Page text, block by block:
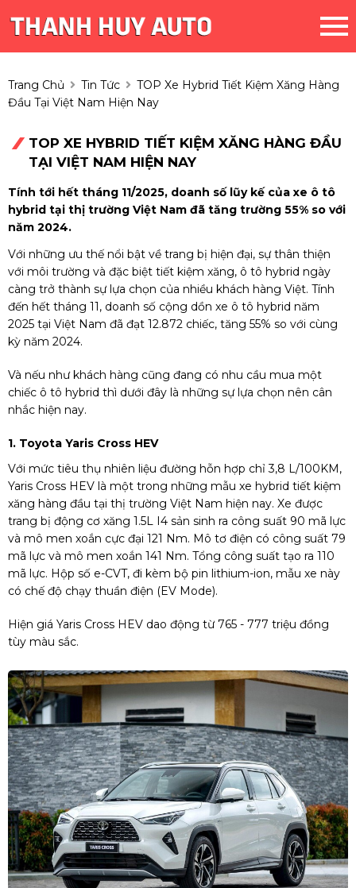
Trang Chủ Tin Tức
TOP Xe Hybrid Tiết Kiệm Xăng Hàng
Đầu Tại Việt Nam Hiện Nay
TOP XE HYBRID TIẾT KIỆM XĂNG HÀNG ĐẦU
TẠI VIỆT NAM HIỆN NAY
Tính tới hết tháng 11/2025, doanh số lũy kế của xe ô tô
hybrid tại thị trường Việt Nam đã tăng trường 55% so với
năm 2024.
Với những ưu thế nổi bật về trang bị hiện đại, sự thân thiện
với môi trường và đặc biệt tiết kiệm xăng, ô tô hybrid ngày
càng trở thành sự lựa chọn của nhiều khách hàng Việt. Tính
đến hết tháng 11, doanh số cộng dồn xe ô tô hybrid năm
2025 tại Việt Nam đã đạt 12.872 chiếc, tăng 55% so với cùng
kỳ năm 2024.
Và nếu như khách hàng cũng đang có nhu cầu mua một
chiếc ô tô hybrid thì dưới đây là những sự lựa chọn nên cân
nhắc hiện nay.
1. Toyota Yaris Cross HEV
Với mức tiêu thụ nhiên liệu đường hỗn hợp chỉ 3,8 L/100KM,
Yaris Cross HEV là một trong những mẫu xe hybrid tiết kiệm
xăng hàng đầu tại thị trường Việt Nam hiện nay. Xe được
trang bị động cơ xăng 1.5L I4 sản sinh ra công suất 90 mã lực
và mô men xoắn cực đại 121 Nm. Mô tơ điện có công suất 79
mã lực và mô men xoắn 141 Nm. Tổng công suất tạo ra 110
mã lực. Hộp số e-CVT, đi kèm bộ pin lithium-ion, mẫu xe này
có chế độ chạy thuần điện (EV Mode).
Hiện giá Yaris Cross HEV dao động từ 765 - 777 triệu đồng
tùy màu sắc.